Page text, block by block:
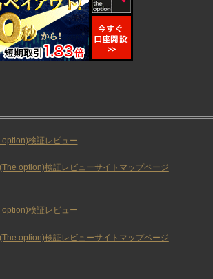
検証レビュー
option)検証レビューサイトマップページ
検証レビュー
option)検証レビューサイトマップページ